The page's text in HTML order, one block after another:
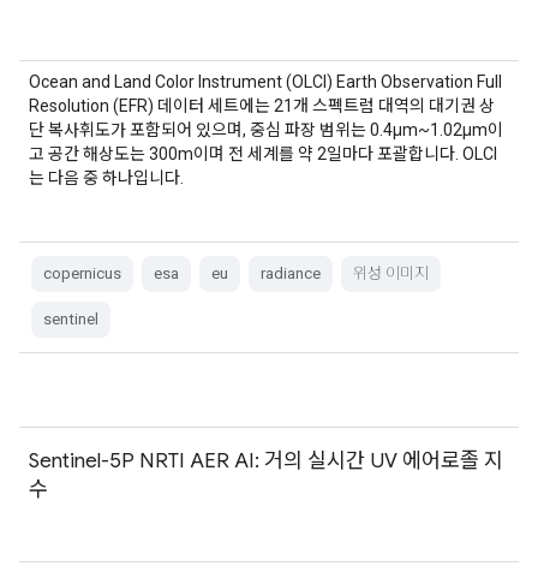
Ocean and Land Color Instrument (OLCI) Earth Observation Full
Resolution (EFR) 데이터 세트에는 21개 스펙트럼 대역의 대기권 상
단 복사휘도가 포함되어 있으며, 중심 파장 범위는 0.4µm~1.02µm이
고 공간 해상도는 300m이며 전 세계를 약 2일마다 포괄합니다. OLCI
는 다음 중 하나입니다.
copernicus esa eu radiance 위성 이미지
sentinel
Sentinel-5P NRTI AER AI: 거의 실시간 UV 에어로졸 지
수